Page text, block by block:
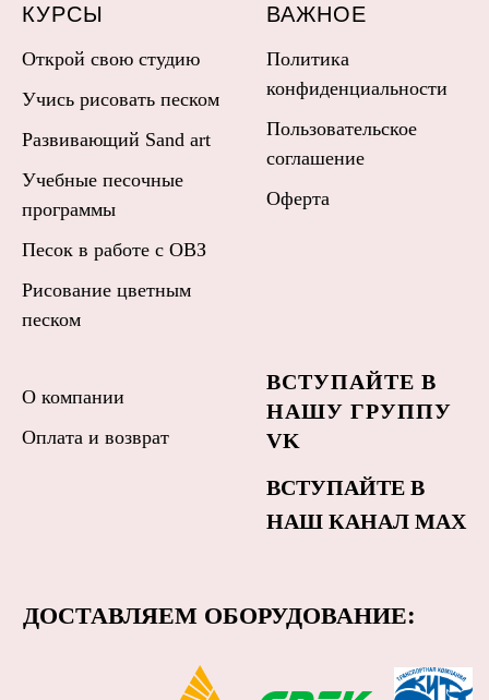
КУРСЫ
Открой свою студию
Учись рисовать песком
Развивающий Sand art
Учебные песочные
программы
Песок в работе с ОВЗ
Рисование цветным
песком
ВАЖНОЕ
Политика
конфиденциальности
Пользовательское
соглашение
Оферта
О компании
Оплата и возврат
ВСТУПАЙТЕ В
НАШУ ГРУППУ
VK
ВСТУПАЙТЕ В
НАШ КАНАЛ MAX